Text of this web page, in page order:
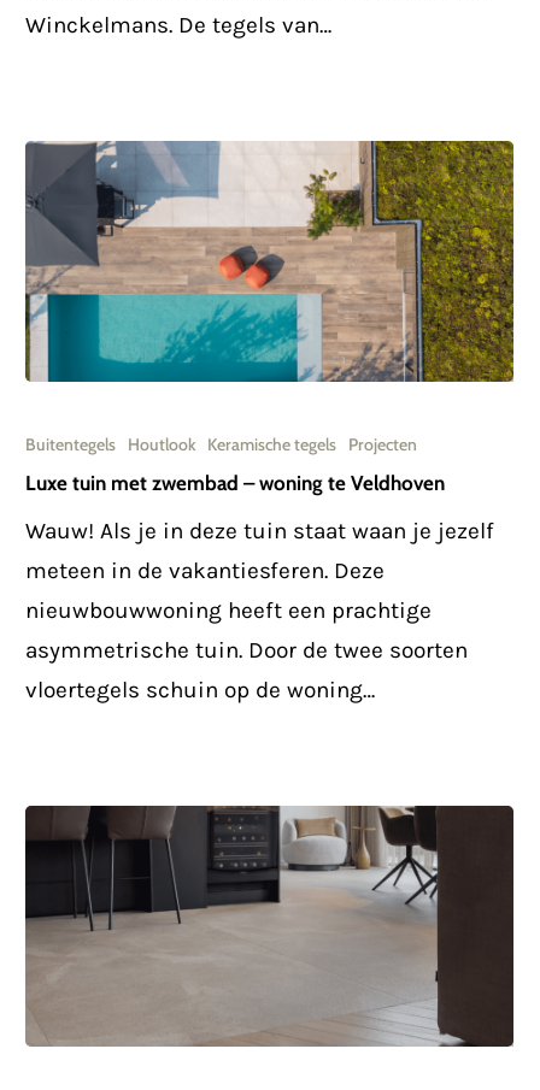
Winckelmans. De tegels van…
tuin
met
zwembad
woning
Veldhoven
Buitentegels Houtlook Keramische tegels Projecten
Luxe tuin met zwembad – woning te Veldhoven
Wauw! Als je in deze tuin staat waan je jezelf
meteen in de vakantiesferen. Deze
nieuwbouwwoning heeft een prachtige
asymmetrische tuin. Door de twee soorten
vloertegels schuin op de woning…